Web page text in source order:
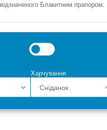
відзначеного Блакитним прапором.
Харчування
Сніданок